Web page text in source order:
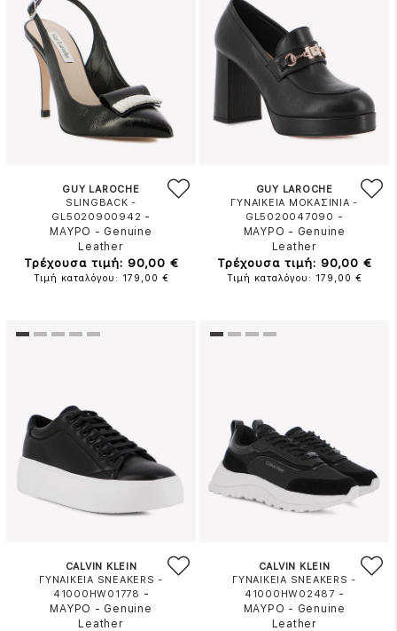
GUY LAROCHE
SLINGBACK -
GL5020900942 -
ΜΑΥΡΟ - Genuine
Leather
Τρέχουσα τιμή: 90,00 €
Τιμή καταλόγου: 179,00 €
GUY LAROCHE
ΓΥΝΑΙΚΕΙΑ ΜΟΚΑΣΙΝΙΑ -
GL5020047090 -
ΜΑΥΡΟ - Genuine
Leather
Τρέχουσα τιμή: 90,00 €
Τιμή καταλόγου: 179,00 €
CALVIN KLEIN
ΓΥΝΑΙΚΕΙΑ SNEAKERS -
41000HW01778 -
ΜΑΥΡΟ - Genuine
Leather
CALVIN KLEIN
ΓΥΝΑΙΚΕΙΑ SNEAKERS -
41000HW02487 -
ΜΑΥΡΟ - Genuine
Leather